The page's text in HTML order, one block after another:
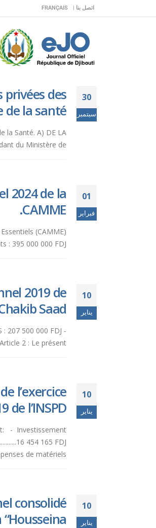
اتصل بنا | FRANÇAIS
30
سبتمبر
privées des
la santé.
la Santé. A) DE LA
du Ministère de...
01
فبراير
2024 de la
CAMME.
(CAMME)
000 000 FDJ *...
10
يناير
2019 de
Saad.
207 500 000 FDJ -
2 : Le présent...
10
يناير
l’exercice
de l’INSPD.
- Investissement
454 165 FDJ
de matériels...
10
يناير
consolidé